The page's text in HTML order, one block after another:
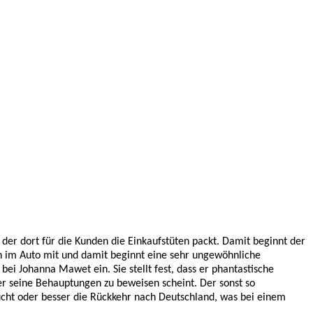
dort für die Kunden die Einkaufstüten packt. Damit beginnt der
im Auto mit und damit beginnt eine sehr ungewöhnliche
Johanna Mawet ein. Sie stellt fest, dass er phantastische
Behauptungen zu beweisen scheint. Der sonst so
oder besser die Rückkehr nach Deutschland, was bei einem